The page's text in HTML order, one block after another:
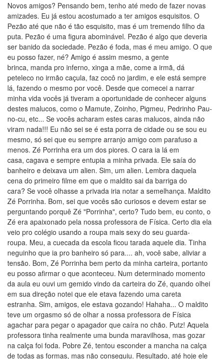
Novos amigos? Pensando bem, tenho até medo de fazer novas
amizades. Eu já estou acostumado a ter amigos esquisitos. O
Pezão até que não é tão esquisito, mas é um tremendo filho da
puta. Pezão é uma figura abominável. Pezão é algo que deveria
ser banido da sociedade. Pezão é foda, mas é meu amigo. O que
eu posso fazer, né? Amigo é assim mesmo, a gente
brinca, manda pro inferno, xinga a mãe, come a irmã, dá
peteleco no irmão caçula, faz cocô no jardim, e ele está sempre
lá, fazendo o mesmo por você. Desde que comecei a narrar
minha vida vocês já tiveram a oportunidade de conhecer alguns
destes malucos, como o Mamute, Zoinho, Pigmeu, Pedrinho Pau-
no-cu, etc... Se vocês acharam estes caras malucos, ainda não
viram nada!!! Eu não sei se é esta porra de cidade ou se sou eu
mesmo, só sei que eu sempre arranjo amigo com parafuso a
menos. Zé Porrinha era um dos piores. O cara ia lá em
casa, cagava e sempre entupia a minha privada. Ele saía do
banheiro e deixava um alien. Sim, um alien. Lembra daquela
cena do primeiro filme em que o maldito sai da barriga do
cara? Se você olhasse a privada iria notar a semelhança. Maldito
Zé Porrinha. Bom, sei que vocês são curiosos e devem estar se
perguntando porquê Zé "Porrinha", certo? Tudo bem, eu conto, o
Zé era apaixonado pela nossa professora de Física. Certo dia ela
veio pro colégio usando a roupa mais sexy do seu guarda-
roupa. Meu, a cuecada da escola ficou tarada aquele dia. Tinha
neguinho que ia pro banheiro só para.... ah, você sabe, aliviar a
tensão. Bom, Zé Porrinha bem perto da minha carteira, portanto
eu posso afirmar o que aconteceu. Num determinado momento
da aula eu ouvi um gemido vindo da carteira do Zé, quando olhei
em sua direção notei que ele etava fazendo uma careta
estranha. Sim, amigos, ele estava gozando! Hahaha... O maldito
teve um orgasmo só de olhar a nossa professora de Física
agachar para pegar o apagador que caíra no chão. Putz! Aquela
professora tinha realmente uma bunda maravilhosa, mas gozar
na calça foi foda. Pobre Zé, tentou esconder a mancha na calça
de todas as formas, mas não conseguiu. Resultado, até hoje ele